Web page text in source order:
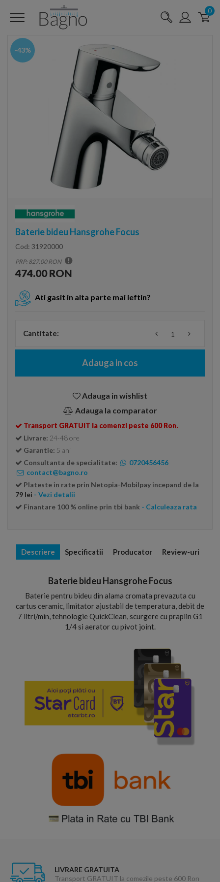
0
-43%
Baterie bideu Hansgrohe Focus
Cod: 31920000
PRP: 827.00 RON
474.00 RON
Ati gasit in alta parte mai ieftin?
Cantitate:
Adauga in cos
Adauga in wishlist
Adauga la comparator
Transport GRATUIT la comenzi peste 600 Ron.
Livrare: 24-48 ore
Garantie: 5 ani
Consultanta de specialitate:
0720456456
contact@bagno.ro
Plateste in rate prin Netopia-Mobilpay incepand de la
79 lei - Vezi detalii
Finantare 100 % online prin tbi bank - Calculeaza rata
Descriere Specificatii Producator Review-uri
Baterie bideu Hansgrohe Focus
Baterie pentru bideu din alama cromata prevazuta cu
cartus ceramic, limitator ajustabil de temperatura, debit de
7 litri/min, tehnologie QuickClean, scurgere cu praplin G1
1/4 si aerator cu pivot joint.
LIVRARE GRATUITA
Transport GRATUIT la comezile peste 600 Ron